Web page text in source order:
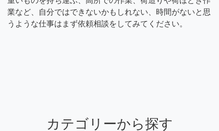
業など、自分ではできないかもしれない、時間がないと思
うような仕事はまず依頼相談をしてみてください。
カテゴリーから探す